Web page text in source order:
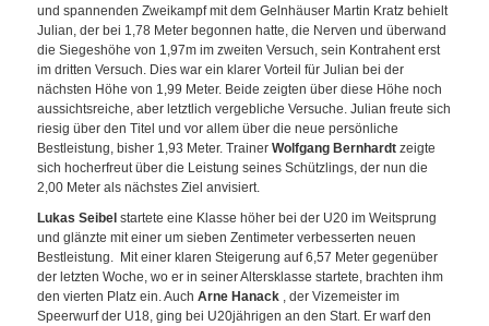
und spannenden Zweikampf mit dem Gelnhäuser Martin Kratz behielt
Julian, der bei 1,78 Meter begonnen hatte, die Nerven und überwand
die Siegeshöhe von 1,97m im zweiten Versuch, sein Kontrahent erst
im dritten Versuch. Dies war ein klarer Vorteil für Julian bei der
nächsten Höhe von 1,99 Meter. Beide zeigten über diese Höhe noch
aussichtsreiche, aber letztlich vergebliche Versuche. Julian freute sich
riesig über den Titel und vor allem über die neue persönliche
Bestleistung, bisher 1,93 Meter. Trainer Wolfgang Bernhardt zeigte
sich hocherfreut über die Leistung seines Schützlings, der nun die
2,00 Meter als nächstes Ziel anvisiert.
Lukas Seibel startete eine Klasse höher bei der U20 im Weitsprung
und glänzte mit einer um sieben Zentimeter verbesserten neuen
Bestleistung. Mit einer klaren Steigerung auf 6,57 Meter gegenüber
der letzten Woche, wo er in seiner Altersklasse startete, brachten ihm
den vierten Platz ein. Auch Arne Hanack , der Vizemeister im
Speerwurf der U18, ging bei U20jährigen an den Start. Er warf den